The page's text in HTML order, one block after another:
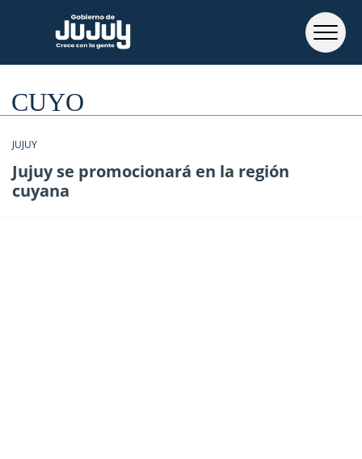
CUYO
JUJUY
Jujuy se promocionará en la región
cuyana